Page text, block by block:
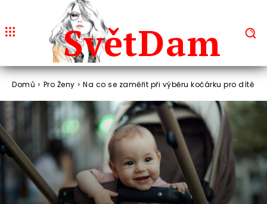
SvětDam
Domů Pro Ženy Na co se zaměřit při výběru kočárku pro dítě